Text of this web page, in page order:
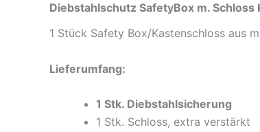
Diebstahlschutz SafetyBox m.
1 Stück Safety Box/Kastenschloss aus
Lieferumfang:
1 Stk. Diebstahlsicherung
1 Stk. Schloss, extra verstärkt